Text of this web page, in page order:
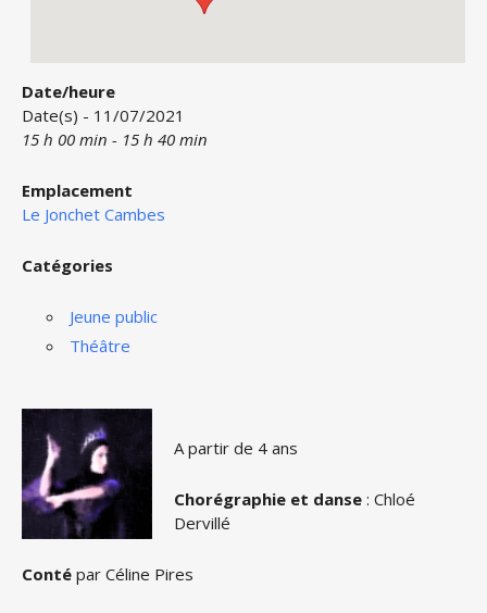
Date/heure
Date(s) - 11/07/2021
15 h 00 min - 15 h 40 min
Emplacement
Le Jonchet Cambes
Catégories
Jeune public
Théâtre
A partir de 4 ans
Chorégraphie et danse : Chloé
Dervillé
Conté par Céline Pires